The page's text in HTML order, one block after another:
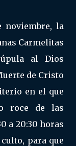
noviembre, la
Carmelitas
al Dios
de Cristo
en el que
roce de las
a 20:30 horas
para que